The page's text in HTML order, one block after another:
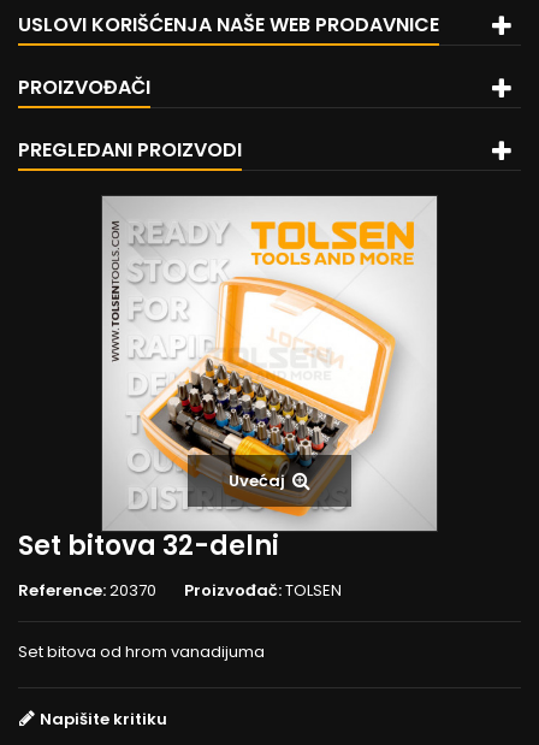
USLOVI KORIŠĆENJA NAŠE WEB PRODAVNICE
PROIZVOĐAČI
PREGLEDANI PROIZVODI
Uvećaj
Set bitova 32-delni
Reference:20370 Proizvođač:TOLSEN
Set bitova od hrom vanadijuma
Napišite kritiku